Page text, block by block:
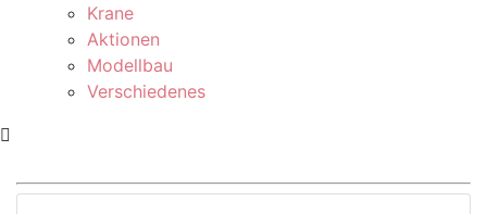
Krane
Aktionen
Modellbau
Verschiedenes